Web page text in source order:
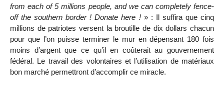
from each of 5 millions people, and we can completely fence-
off the southern border ! Donate here !» : Il suffira que cinq
millions de patriotes versent la broutille de dix dollars chacun
pour que l’on puisse terminer le mur en dépensant 180 fois
moins d’argent que ce qu’il en coûterait au gouvernement
fédéral. Le travail des volontaires et l’utilisation de matériaux
bon marché permettront d’accomplir ce miracle.